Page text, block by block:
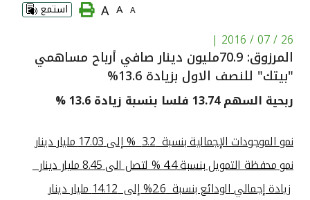
الاستثمار
القنوات المصرفية
أدوات وخدمات
خدمات ما بعد البيع
A
A
A استمع
26 / 07 / 2016
|
المرزوق: 70.9مليون دينار صافي أرباح مساهمي
"بيتك" للنصف الاول بزيادة 13.6%
ربحية السهم 13.74 فلسا بنسبة زيادة 13.6 %
نمو الموجودات الإجمالية بنسبة3.2% إلى17.03مليار دينار
نمو محفظة التمويل بنسبة 4.4 % لتصل الى 8.45 مليار دينار
زيادةإجماليالودائع بنسبة2.6% إلى14.12مليار دينار